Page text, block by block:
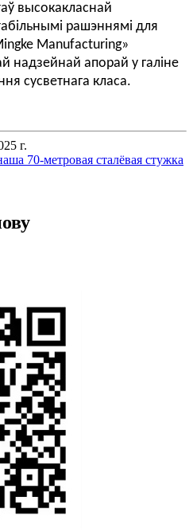
высокакласнай
рашэннямі для
Manufacturing»
надзейнай апорай у галіне
сусветнага класа.
г.
70-метровая сталёвая стужка